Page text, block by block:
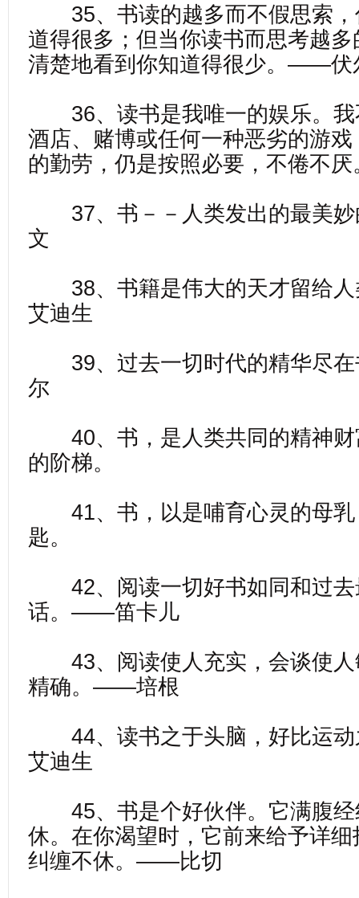
35、书读的越多而不假思索，
道得很多；但当你读书而思考越
清楚地看到你知道得很少。——伏
36、读书是我唯一的娱乐。我
酒店、赌博或任何一种恶劣的游
的勤劳，仍是按照必要，不倦不
37、书－－人类发出的最美
文
38、书籍是伟大的天才留给
艾迪生
39、过去一切时代的精华尽
尔
40、书，是人类共同的精神财
的阶梯。
41、书，以是哺育心灵的母乳
匙。
42、阅读一切好书如同和过去
话。——笛卡儿
43、阅读使人充实，会谈使人
精确。——培根
44、读书之于头脑，好比运
艾迪生
45、书是个好伙伴。它满腹经
休。在你渴望时，它前来给予详
纠缠不休。——比切